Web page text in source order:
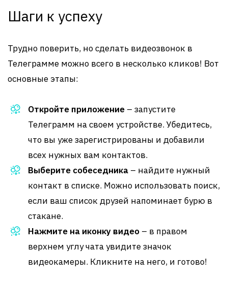
Шаги к успеху
Трудно поверить, но сделать видеозвонок в
Телеграмме можно всего в несколько кликов! Вот
основные этапы:
Откройте приложение – запустите
Телеграмм на своем устройстве. Убедитесь,
что вы уже зарегистрированы и добавили
всех нужных вам контактов.
Выберите собеседника – найдите нужный
контакт в списке. Можно использовать поиск,
если ваш список друзей напоминает бурю в
стакане.
Нажмите на иконку видео – в правом
верхнем углу чата увидите значок
видеокамеры. Кликните на него, и готово!